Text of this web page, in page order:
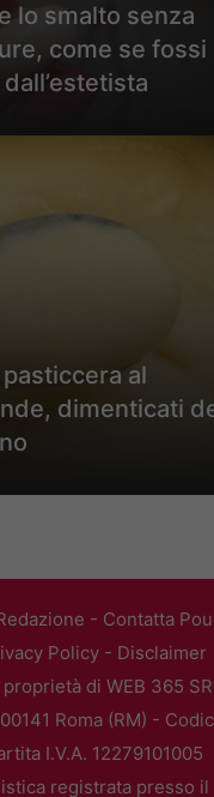
lo smalto senza
come se fossi
al
dimenticati
- Contatta
Policy- Disclaimer
di WEB 365
Roma (RM) -
I.V.A. 12279101005
registrata presso il